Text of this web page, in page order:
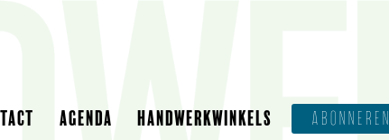
AGENDA HANDWERKWINKELS ABONNEREN